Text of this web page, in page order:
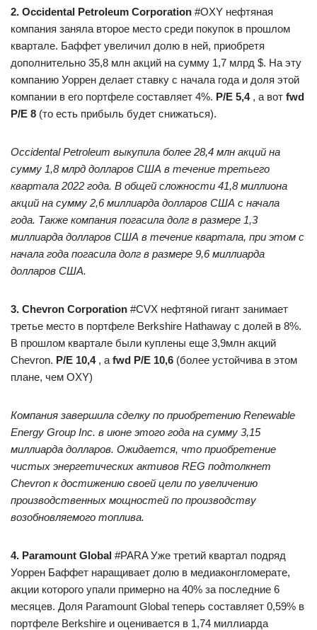
2. Occidental Petroleum Corporation #OXY нефтяная
компания заняла второе место среди покупок в прошлом
квартале. Баффет увеличил долю в ней, приобретя
дополнительно 35,8 млн акций на сумму 1,7 млрд $. На эту
компанию Уоррен делает ставку с начала года и доля этой
компании в его портфеле составляет 4%. P/E 5,4, а вот fwd
P/E 8 (то есть прибыль будет снижаться).
Occidental Petroleum выкупила более 28,4 млн акций на
сумму 1,8 млрд долларов США в течение третьего
квартала 2022 года. В общей сложности 41,8 миллиона
акций на сумму 2,6 миллиарда долларов США с начала
года. Также компания погасила долг в размере 1,3
миллиарда долларов США в течение квартала, при этом с
начала года погасила долг в размере 9,6 миллиарда
долларов США.
3. Chevron Corporation #CVX нефтяной гигант занимает
третье место в портфеле Berkshire Hathaway с долей в 8%.
В прошлом квартале были куплены еще 3,9млн акций
Chevron. P/E 10,4, а fwd P/E 10,6 (более устойчива в этом
плане, чем OXY)
Компания завершила сделку по приобретению Renewable
Energy Group Inc. в июне этого года на сумму 3,15
миллиарда долларов. Ожидается, что приобретение
чистых энергетических активов REG подтолкнет
Chevron к достижению своей цели по увеличению
производственных мощностей по производству
возобновляемого топлива.
4. Paramount Global #PARA Уже третий квартал подряд
Уоррен Баффет наращивает долю в медиаконгломерате,
акции которого упали примерно на 40% за последние 6
месяцев. Доля Paramount Global теперь составляет 0,59% в
портфеле Berkshire и оценивается в 1,74 миллиарда